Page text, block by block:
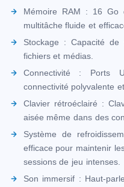
Mémoire RAM : 16 Go
multitâche fluide et
Stockage : Capacité de
fichiers et médias.
Connectivité : Ports
connectivité polyvalente
Clavier rétroéclairé :
aisée même dans des
Système de
efficace pour maintenir
sessions de jeu intenses.
Son immersif : Haut-